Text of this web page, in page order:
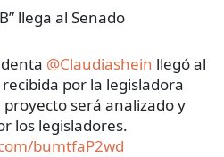
llega al Senado
@Claudiashein llegó al
por la legisladora
proyecto será analizado y
los legisladores.
bumtfaP2wd